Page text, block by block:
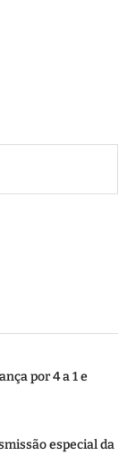
por 4 a 1 e
especial da